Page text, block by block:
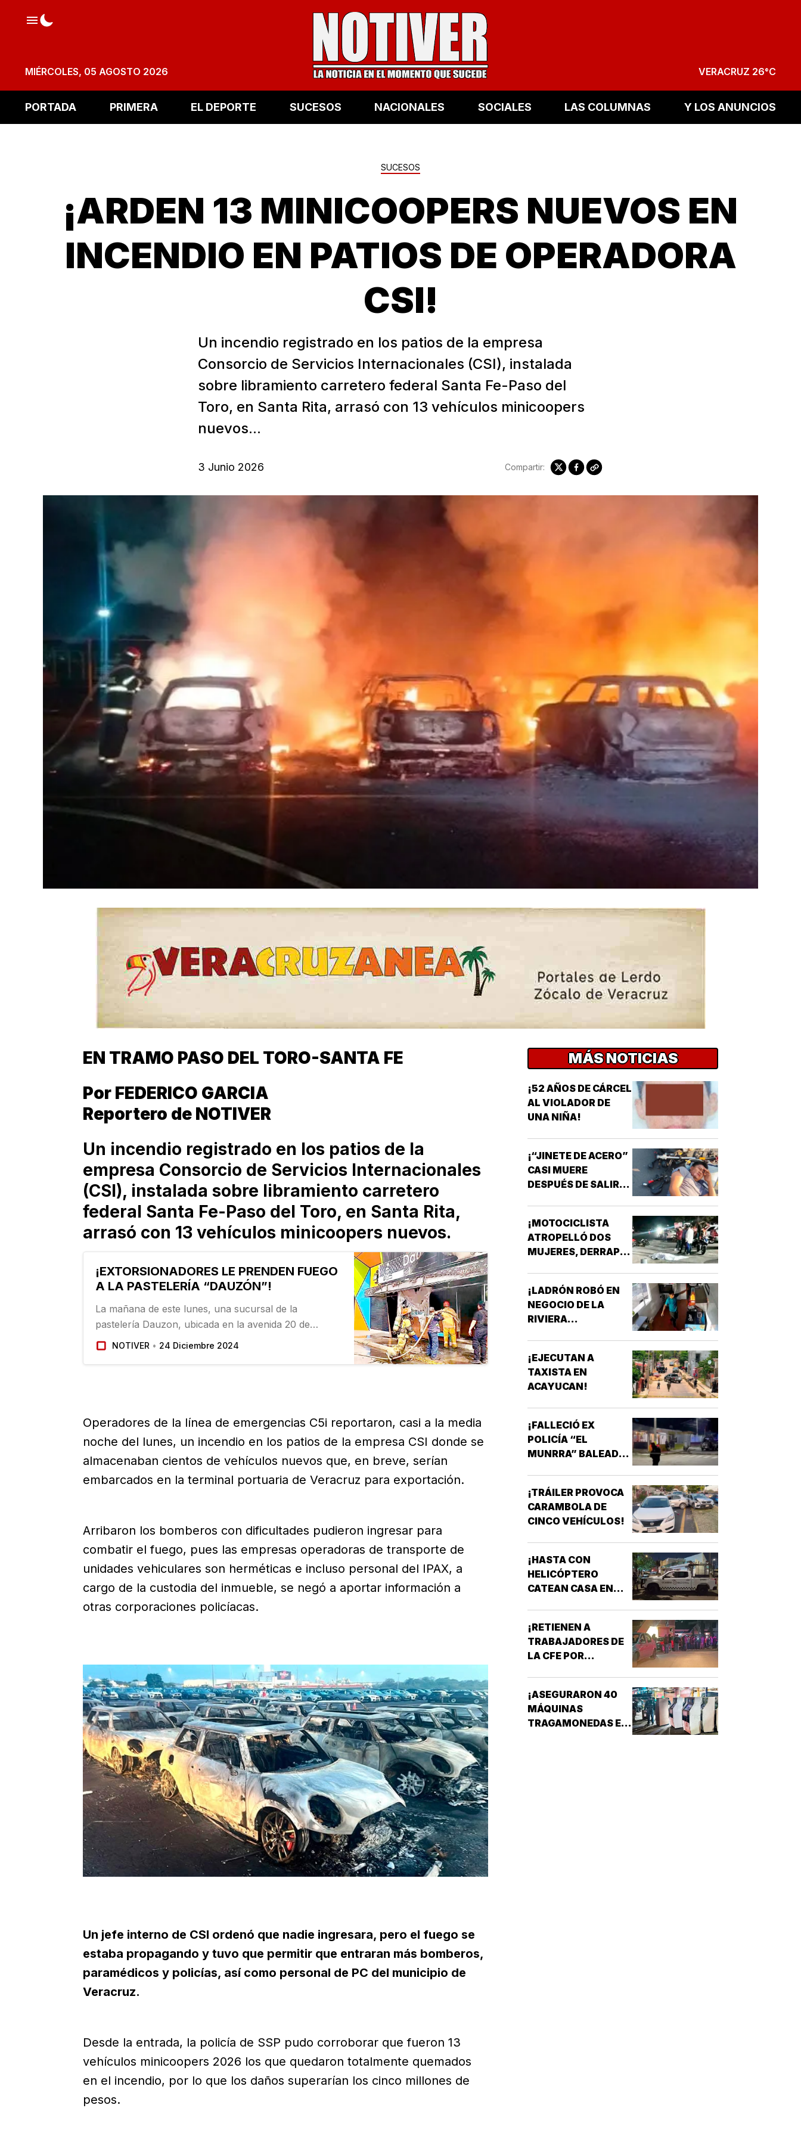
MIÉRCOLES, 05 AGOSTO 2026 VERACRUZ 26°C
PORTADA PRIMERA EL DEPORTE SUCESOS NACIONALES SOCIALES LAS COLUMNAS Y LOS ANUNCIOS
SUCESOS
¡ARDEN 13 MINICOOPERS NUEVOS EN
INCENDIO EN PATIOS DE OPERADORA
CSI!
Un incendio registrado en los patios de la empresa
Consorcio de Servicios Internacionales (CSI), instalada
sobre libramiento carretero federal Santa Fe-Paso del
Toro, en Santa Rita, arrasó con 13 vehículos minicoopers
nuevos...
3 Junio 2026 Compartir:
EN TRAMO PASO DEL TORO-SANTA FE
Por FEDERICO GARCIA
Reportero de NOTIVER
Un incendio registrado en los patios de la
empresa Consorcio de Servicios Internacionales
(CSI), instalada sobre libramiento carretero
federal Santa Fe-Paso del Toro, en Santa Rita,
arrasó con 13 vehículos minicoopers nuevos.
¡EXTORSIONADORES LE PRENDEN FUEGO
A LA PASTELERÍA “DAUZÓN”!
La mañana de este lunes, una sucursal de la
pastelería Dauzon, ubicada en la avenida 20 de
Noviembre en Poza Rica, fue consumida por un
NOTIVER 24 Diciembre 2024
Operadores de la línea de emergencias C5i reportaron, casi a la media
noche del lunes, un incendio en los patios de la empresa CSI donde se
almacenaban cientos de vehículos nuevos que, en breve, serían
embarcados en la terminal portuaria de Veracruz para exportación.
Arribaron los bomberos con dificultades pudieron ingresar para
combatir el fuego, pues las empresas operadoras de transporte de
unidades vehiculares son herméticas e incluso personal del IPAX, a
cargo de la custodia del inmueble, se negó a aportar información a
otras corporaciones policíacas.
Un jefe interno de CSI ordenó que nadie ingresara, pero el fuego se
estaba propagando y tuvo que permitir que entraran más bomberos,
paramédicos y policías, así como personal de PC del municipio de
Veracruz.
Desde la entrada, la policía de SSP pudo corroborar que fueron 13
vehículos minicoopers 2026 los que quedaron totalmente quemados
en el incendio, por lo que los daños superarían los cinco millones de
pesos.
MÁS NOTICIAS
¡52 AÑOS DE CÁRCEL
AL VIOLADOR DE
UNA NIÑA!
¡“JINETE DE ACERO”
CASI MUERE
DESPUÉS DE SALIR
¡MOTOCICLISTA
ATROPELLÓ DOS
MUJERES, DERRAPÓ
¡LADRÓN ROBÓ EN
NEGOCIO DE LA
RIVIERA
¡EJECUTAN A
TAXISTA EN
ACAYUCAN!
¡FALLECIÓ EX
POLICÍA “EL
MUNRRA” BALEADO
¡TRÁILER PROVOCA
CARAMBOLA DE
CINCO VEHÍCULOS!
¡HASTA CON
HELICÓPTERO
CATEAN CASA EN
¡RETIENEN A
TRABAJADORES DE
LA CFE POR
CONFUNDIRLOS CON
¡ASEGURARON 40
MÁQUINAS
TRAGAMONEDAS EN